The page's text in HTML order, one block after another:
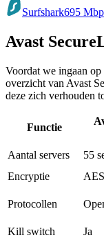
Surfshark695
Avast
Voordat we ingaan
overzicht van Avast
deze zich verhouden
Functie
Aantal servers 55
Encryptie
Protocollen
Kill switch
Ja